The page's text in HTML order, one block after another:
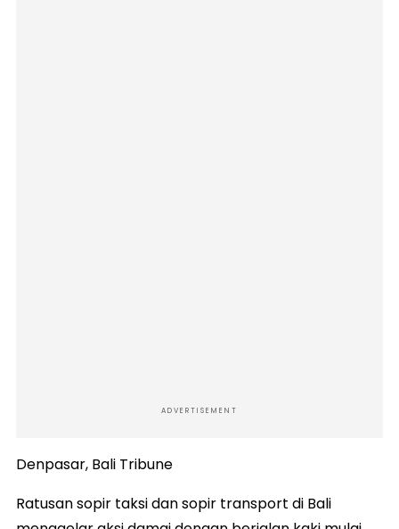
ADVERTISEMENT
Denpasar, Bali Tribune
Ratusan sopir taksi dan sopir transport di Bali